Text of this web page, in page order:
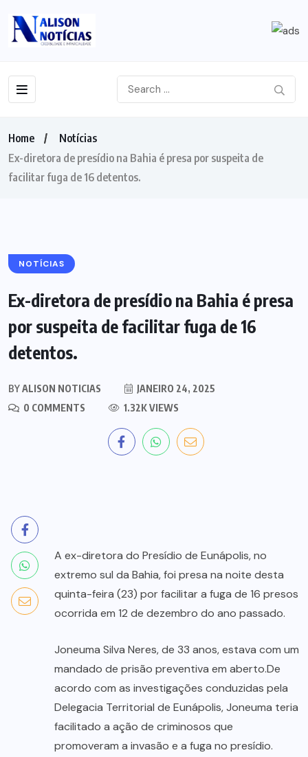
Home
Notícias
Ex-diretora de presídio na Bahia é presa por suspeita de
facilitar fuga de 16 detentos.
NOTÍCIAS
Ex-diretora de presídio na Bahia é presa
por suspeita de facilitar fuga de 16
detentos.
BYALISON NOTICIAS
JANEIRO 24, 2025
0 COMMENTS
1.32K VIEWS
A ex-diretora do Presídio de Eunápolis, no
extremo sul da Bahia, foi presa na noite desta
quinta-feira (23) por facilitar a fuga de 16 presos
ocorrida em 12 de dezembro do ano passado.
Joneuma Silva Neres, de 33 anos, estava com um
mandado de prisão preventiva em aberto.De
acordo com as investigações conduzidas pela
Delegacia Territorial de Eunápolis, Joneuma teria
facilitado a ação de criminosos que
promoveram a invasão e a fuga no presídio.